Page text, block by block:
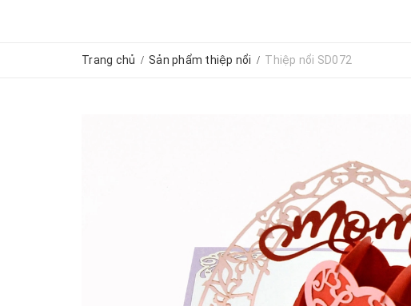
Trang chủ / Sản phẩm thiệp nổi / Thiệp nổi SD072